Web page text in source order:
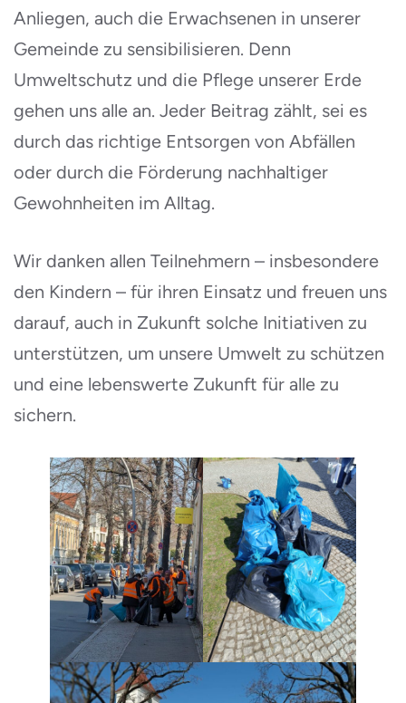
Anliegen, auch die Erwachsenen in unserer
Gemeinde zu sensibilisieren. Denn
Umweltschutz und die Pflege unserer Erde
gehen uns alle an. Jeder Beitrag zählt, sei es
durch das richtige Entsorgen von Abfällen
oder durch die Förderung nachhaltiger
Gewohnheiten im Alltag.
Wir danken allen Teilnehmern – insbesondere
den Kindern – für ihren Einsatz und freuen uns
darauf, auch in Zukunft solche Initiativen zu
unterstützen, um unsere Umwelt zu schützen
und eine lebenswerte Zukunft für alle zu
sichern.